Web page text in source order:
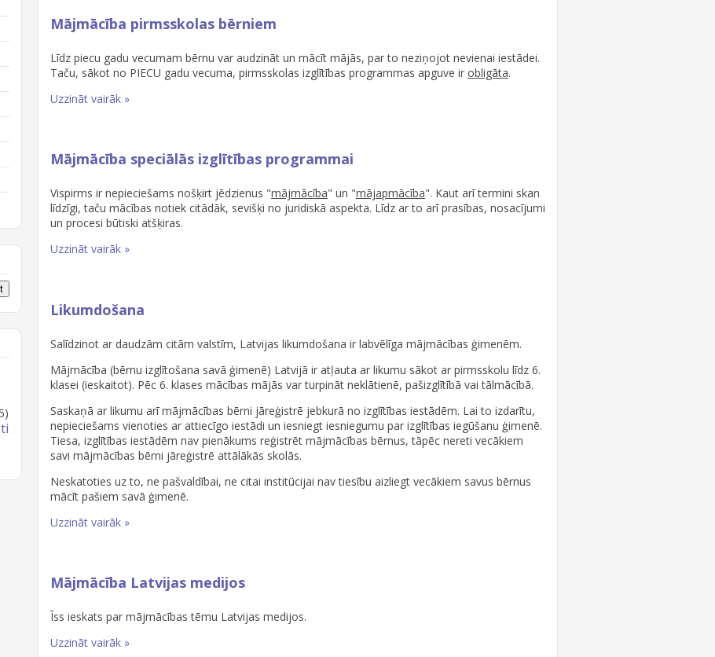
Mājmācība pirmsskolas bērniem
Līdz piecu gadu vecumam bērnu var audzināt un mācīt mājās, par to neziņojot nevienai iestādei.
Taču, sākot no PIECU gadu vecuma, pirmsskolas izglītības programmas apguve ir obligāta.
Uzzināt vairāk »
Mājmācība speciālās izglītības programmai
Vispirms ir nepieciešams nošķirt jēdzienus "mājmācība" un "mājapmācība". Kaut arī termini skan
līdzīgi, taču mācības notiek citādāk, sevišķi no juridiskā aspekta. Līdz ar to arī prasības, nosacījumi
un procesi būtiski atšķiras.
Uzzināt vairāk »
Likumdošana
Salīdzinot ar daudzām citām valstīm, Latvijas likumdošana ir labvēlīga mājmācības ģimenēm.
Mājmācība (bērnu izglītošana savā ģimenē) Latvijā ir atļauta ar likumu sākot ar pirmsskolu līdz 6.
klasei (ieskaitot). Pēc 6. klases mācības mājās var turpināt neklātienē, pašizglītībā vai tālmācībā.
Saskaņā ar likumu arī mājmācības bērni jāreģistrē jebkurā no izglītības iestādēm. Lai to izdarītu,
nepieciešams vienoties ar attiecīgo iestādi un iesniegt iesniegumu par izglītības iegūšanu ģimenē.
Tiesa, izglītības iestādēm nav pienākums reģistrēt mājmācības bērnus, tāpēc nereti vecākiem
savi mājmācības bērni jāreģistrē attālākās skolās.
Neskatoties uz to, ne pašvaldībai, ne citai institūcijai nav tiesību aizliegt vecākiem savus bērnus
mācīt pašiem savā ģimenē.
Uzzināt vairāk »
Mājmācība Latvijas medijos
Īss ieskats par mājmācības tēmu Latvijas medijos.
Uzzināt vairāk »